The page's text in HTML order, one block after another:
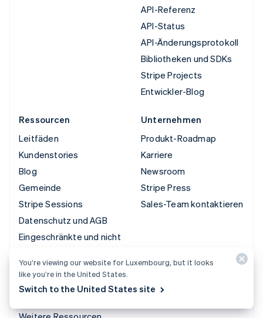
API-Referenz
API-Status
API-Änderungsprotokoll
Bibliotheken und SDKs
Stripe Projects
Entwickler-Blog
Ressourcen
Leitfäden
Kundenstories
Blog
Gemeinde
Stripe Sessions
Datenschutz und AGB
Eingeschränkte und nicht
Lizenzen
Sitemap
Unternehmen
Produkt-Roadmap
Karriere
Newsroom
Stripe Press
Sales-Team kontaktieren
You’re viewing our website for Luxembourg, but it looks
like you’re in the United States.
Switch to the United States site